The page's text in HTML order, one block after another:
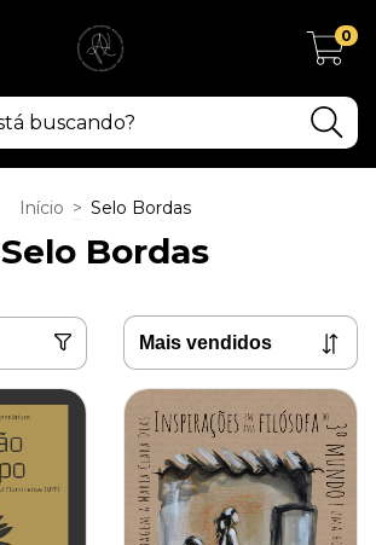
0
Início > Selo Bordas
Selo Bordas